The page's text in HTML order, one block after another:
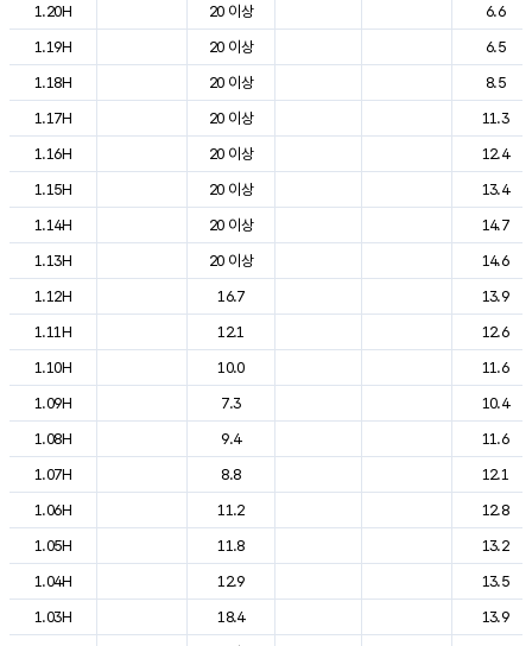
1.20H
20 이상
6.6
1.19H
20 이상
6.5
1.18H
20 이상
8.5
1.17H
20 이상
11.3
1.16H
20 이상
12.4
1.15H
20 이상
13.4
1.14H
20 이상
14.7
1.13H
20 이상
14.6
1.12H
16.7
13.9
1.11H
12.1
12.6
1.10H
10.0
11.6
1.09H
7.3
10.4
1.08H
9.4
11.6
1.07H
8.8
12.1
1.06H
11.2
12.8
1.05H
11.8
13.2
1.04H
12.9
13.5
1.03H
18.4
13.9